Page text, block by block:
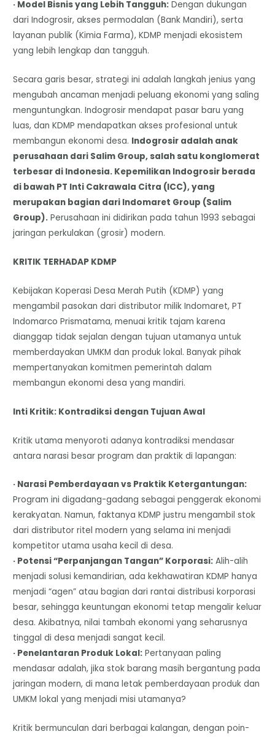
· Model Bisnis yang Lebih Tangguh: Dengan dukungan
dari Indogrosir, akses permodalan (Bank Mandiri), serta
layanan publik (Kimia Farma), KDMP menjadi ekosistem
yang lebih lengkap dan tangguh.
Secara garis besar, strategi ini adalah langkah jenius yang
mengubah ancaman menjadi peluang ekonomi yang saling
menguntungkan. Indogrosir mendapat pasar baru yang
luas, dan KDMP mendapatkan akses profesional untuk
membangun ekonomi desa. Indogrosir adalah anak
perusahaan dari Salim Group, salah satu konglomerat
terbesar di Indonesia. Kepemilikan Indogrosir berada
di bawah PT Inti Cakrawala Citra (ICC), yang
merupakan bagian dari Indomaret Group (Salim
Group). Perusahaan ini didirikan pada tahun 1993 sebagai
jaringan perkulakan (grosir) modern.
KRITIK TERHADAP KDMP
Kebijakan Koperasi Desa Merah Putih (KDMP) yang
mengambil pasokan dari distributor milik Indomaret, PT
Indomarco Prismatama, menuai kritik tajam karena
dianggap tidak sejalan dengan tujuan utamanya untuk
memberdayakan UMKM dan produk lokal. Banyak pihak
mempertanyakan komitmen pemerintah dalam
membangun ekonomi desa yang mandiri.
Inti Kritik: Kontradiksi dengan Tujuan Awal
Kritik utama menyoroti adanya kontradiksi mendasar
antara narasi besar program dan praktik di lapangan:
· Narasi Pemberdayaan vs Praktik Ketergantungan:
Program ini digadang-gadang sebagai penggerak ekonomi
kerakyatan. Namun, faktanya KDMP justru mengambil stok
dari distributor ritel modern yang selama ini menjadi
kompetitor utama usaha kecil di desa.
· Potensi “Perpanjangan Tangan” Korporasi: Alih-alih
menjadi solusi kemandirian, ada kekhawatiran KDMP hanya
menjadi “agen” atau bagian dari rantai distribusi korporasi
besar, sehingga keuntungan ekonomi tetap mengalir keluar
desa. Akibatnya, nilai tambah ekonomi yang seharusnya
tinggal di desa menjadi sangat kecil.
· Penelantaran Produk Lokal: Pertanyaan paling
mendasar adalah, jika stok barang masih bergantung pada
jaringan modern, di mana letak pemberdayaan produk dan
UMKM lokal yang menjadi misi utamanya?
Kritik bermunculan dari berbagai kalangan, dengan poin-